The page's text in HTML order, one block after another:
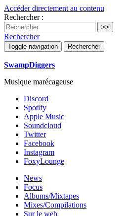
Accéder directement au contenu
Rechercher :
Rechercher
Toggle navigation Rechercher
SwampDiggers
Musique marécageuse
Discord
Spotify
Apple Music
Soundcloud
Twitter
Facebook
Instagram
FoxyLounge
News
Focus
Albums/Mixtapes
Mixes/Compilations
Sur le web